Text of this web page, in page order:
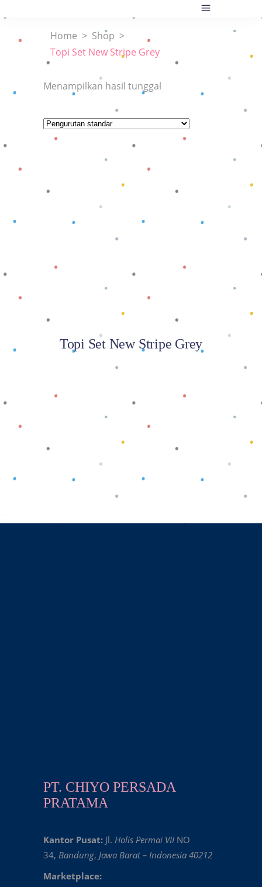
Home > Shop >
Topi Set New Stripe Grey
Menampilkan hasil tunggal
Baca selengkapnya
Topi Set New Stripe Grey
PT. CHIYO PERSADA
PRATAMA
Kantor Pusat: Jl. Holis Permai VII NO
34, Bandung, Jawa Barat – Indonesia 40212
Marketplace: